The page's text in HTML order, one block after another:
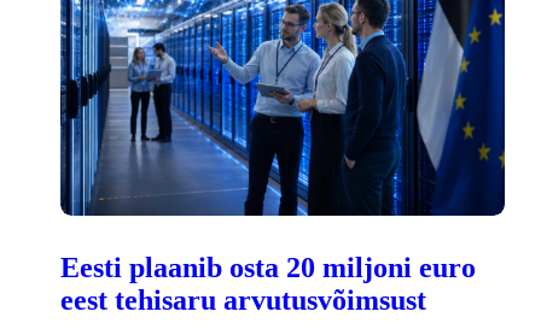
Eesti plaanib osta 20 miljoni euro
eest tehisaru arvutusvõimsust